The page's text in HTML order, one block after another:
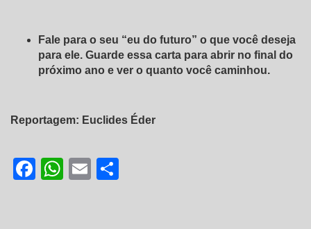
Fale para o seu “eu do futuro” o que você deseja
para ele. Guarde essa carta para abrir no final do
próximo ano e ver o quanto você caminhou.
Reportagem: Euclides Éder
Facebook
WhatsApp
Email